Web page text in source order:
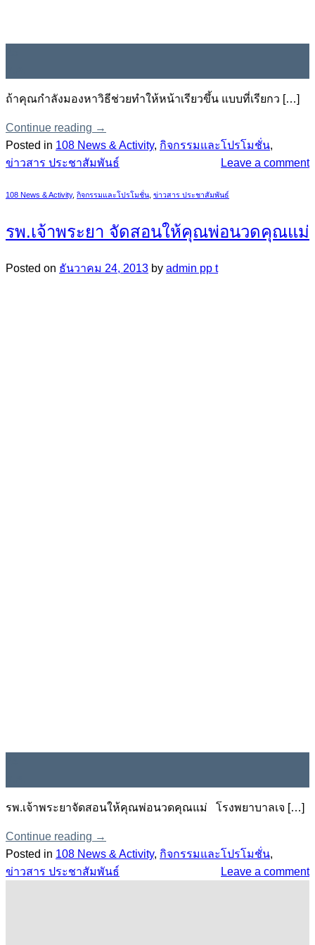
ถ้าคุณกำลังมองหาวิธีช่วยทำให้หน้าเรียวขึ้น แบบที่เรียกว […]
Continue reading →
Posted in 108 News & Activity, กิจกรรมและโปรโมชั่น,
ข่าวสาร ประชาสัมพันธ์
Leave a comment
108 News & Activity, กิจกรรมและโปรโมชั่น ข่าวสาร ประชาสัมพันธ์
รพ.เจ้าพระยา จัดสอนให้คุณพ่อนวดคุณแม่
Posted on ธันวาคม 24, 2013 by admin pp t
รพ.เจ้าพระยาจัดสอนให้คุณพ่อนวดคุณแม่ โรงพยาบาลเจ […]
Continue reading →
Posted in 108 News & Activity, กิจกรรมและโปรโมชั่น,
ข่าวสาร ประชาสัมพันธ์
Leave a comment